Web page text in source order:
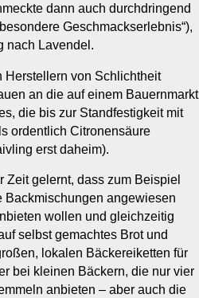
dann auch durchdringend
Geschmackserlebnis“),
nach Lavendel.
Herstellern von Schlichtheit
an die auf einem Bauernmarkt
die bis zur Standfestigkeit mit
ordentlich Citronensäure
erst daheim).
gelernt, dass zum Beispiel
Backmischungen angewiesen
wollen und gleichzeitig
selbst gemachtes Brot und
lokalen Bäckereiketten für
bei kleinen Bäckern, die nur vier
anbieten – aber auch die